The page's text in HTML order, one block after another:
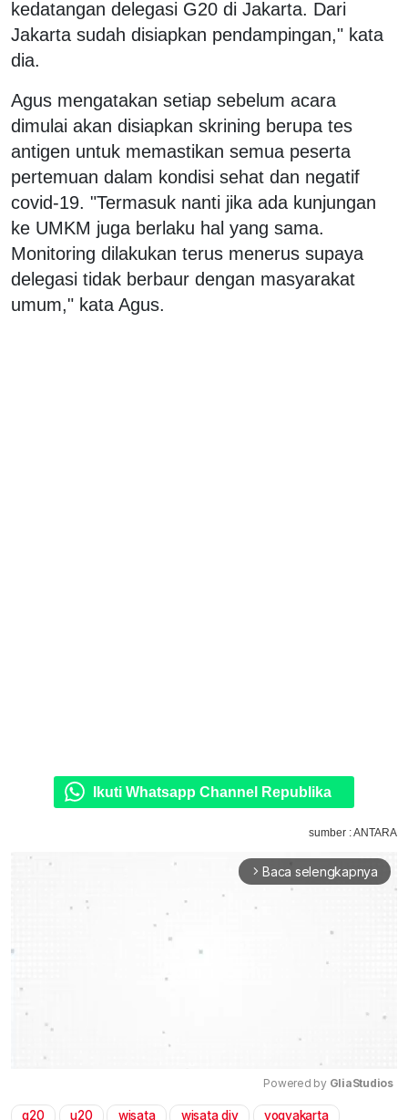
kedatangan delegasi G20 di Jakarta. Dari
Jakarta sudah disiapkan pendampingan," kata
dia.
Agus mengatakan setiap sebelum acara
dimulai akan disiapkan skrining berupa tes
antigen untuk memastikan semua peserta
pertemuan dalam kondisi sehat dan negatif
covid-19. "Termasuk nanti jika ada kunjungan
ke UMKM juga berlaku hal yang sama.
Monitoring dilakukan terus menerus supaya
delegasi tidak berbaur dengan masyarakat
umum," kata Agus.
Ikuti Whatsapp Channel Republika
sumber : ANTARA
arrow_forward_ios Baca selengkapnya
Powered by GliaStudios
g20 u20 wisata wisata diy yogyakarta